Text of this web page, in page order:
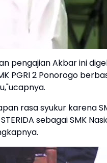
pengajian Akbar ini
PGRI 2 Ponorogo
rasa syukur karena
sebagai SMK